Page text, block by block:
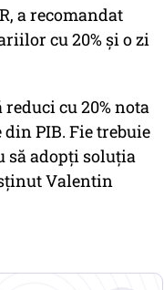
a recomandat
cu 20% și o zi
cu 20% nota
PIB. Fie trebuie
să adopţi soluţia
Valentin